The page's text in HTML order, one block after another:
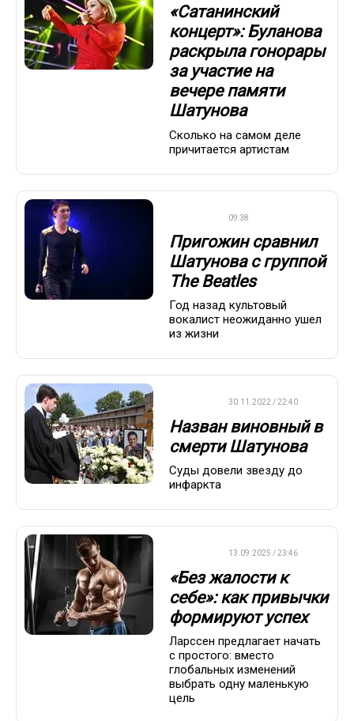
«Сатанинский
концерт»: Буланова
раскрыла гонорары
за участие на
вечере памяти
Шатунова
Сколько на самом деле
причитается артистам
09:38
Пригожин сравнил
Шатунова с группой
The Beatles
Год назад культовый
вокалист неожиданно ушел
из жизни
30.11.2022 / 22:40
Назван виновный в
смерти Шатунова
Суды довели звезду до
инфаркта
13.09.2025 / 23:46
«Без жалости к
себе»: как привычки
формируют успех
Ларссен предлагает начать
с простого: вместо
глобальных изменений
выбрать одну маленькую
цель